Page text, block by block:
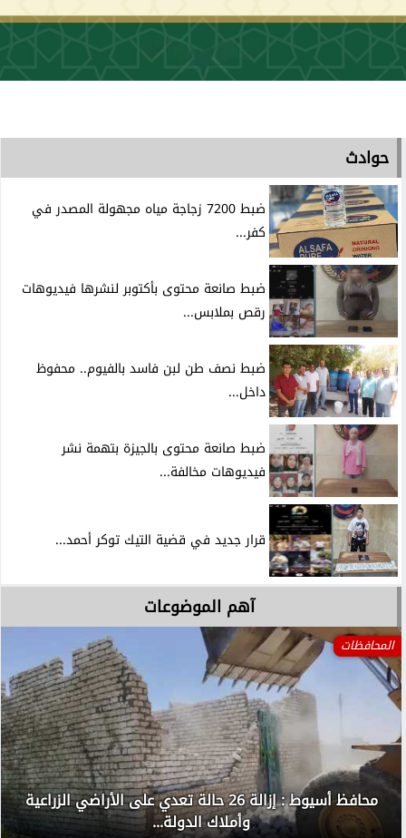
حوادث
ضبط 7200 زجاجة مياه مجهولة المصدر في
كفر...
ضبط صانعة محتوى بأكتوبر لنشرها فيديوهات
رقص بملابس...
ضبط نصف طن لبن فاسد بالفيوم.. محفوظ
داخل...
ضبط صانعة محتوى بالجيزة بتهمة نشر
فيديوهات مخالفة...
قرار جديد في قضية التيك توكر أحمد...
آهم الموضوعات
المحافظات
محافظ أسيوط : إزالة 26 حالة تعدي على الأراضي الزراعية
وأملاك الدولة...